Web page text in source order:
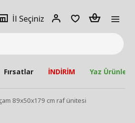
İl Seçiniz
Giriş
Adet
Fırsatlar İNDİRİM Yaz Ürünleri
çam 89x50x179 cm raf ünitesi